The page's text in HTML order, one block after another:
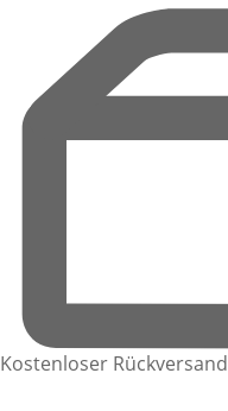
Kostenloser Rückversand